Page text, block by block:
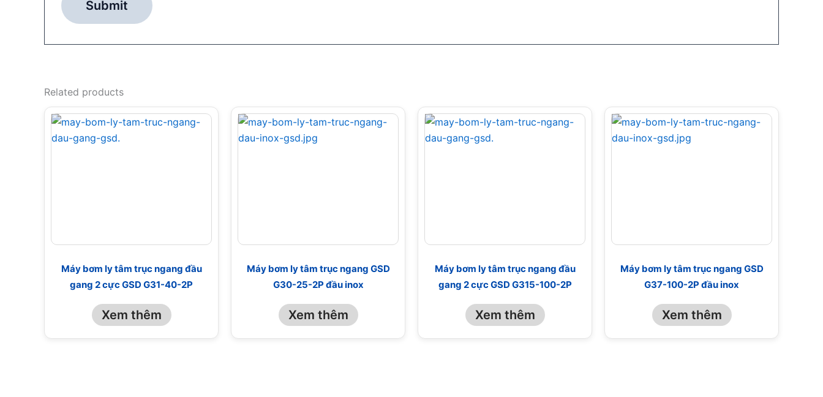
Related products
Máy bơm ly tâm trục ngang đầu
gang 2 cực GSD G31-40-2P
Xem thêm
Máy bơm ly tâm trục ngang GSD
G30-25-2P đầu inox
Xem thêm
Máy bơm ly tâm trục ngang đầu
gang 2 cực GSD G315-100-2P
Xem thêm
Máy bơm ly tâm trục ngang GSD
G37-100-2P đầu inox
Xem thêm